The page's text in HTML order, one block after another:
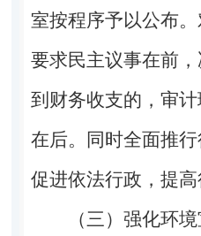
室按程序予以公布
要求民主议事在前
到财务收支的，审
在后。同时全面推行
促进依法行政，提高
（三）强化环